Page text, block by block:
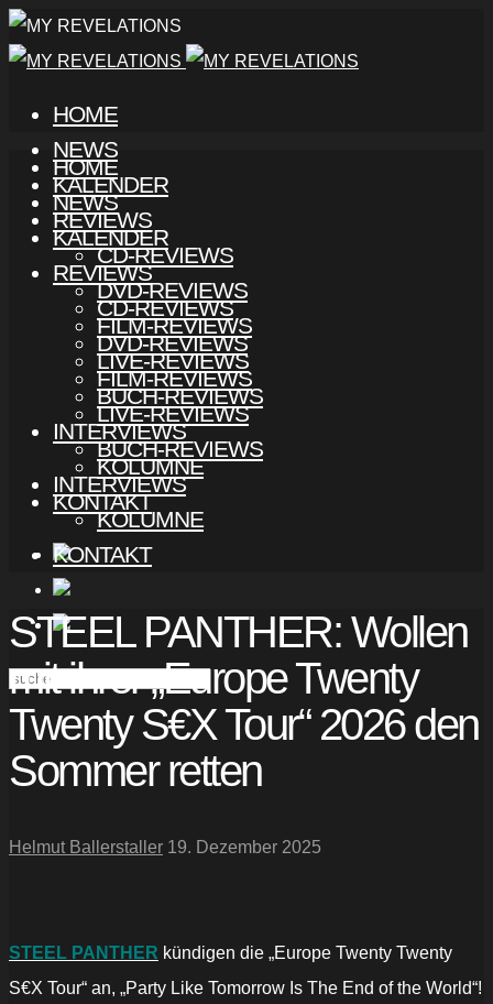
HOME
NEWS
KALENDER
REVIEWS
CD-REVIEWS
DVD-REVIEWS
FILM-REVIEWS
LIVE-REVIEWS
BUCH-REVIEWS
INTERVIEWS
KOLUMNE
KONTAKT
HOME
NEWS
KALENDER
REVIEWS
CD-REVIEWS
DVD-REVIEWS
FILM-REVIEWS
LIVE-REVIEWS
BUCH-REVIEWS
INTERVIEWS
KOLUMNE
KONTAKT
STEEL PANTHER: Wollen
mit ihrer „Europe Twenty
Twenty S€X Tour“ 2026 den
Sommer retten
Helmut Ballerstaller 19. Dezember 2025
STEEL PANTHER kündigen die „Europe Twenty Twenty
S€X Tour“ an, „Party Like Tomorrow Is The End of the World“!